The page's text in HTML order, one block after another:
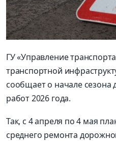
ГУ «Управление
транспортной
сообщает о начале
работ 2026 года.
Так, с 4 апреля по 4 мая
среднего ремонта